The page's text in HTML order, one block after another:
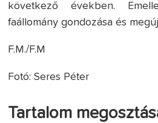
következő években.
faállomány gondozása és
F.M./F.M
Fotó: Seres Péter
Tartalom